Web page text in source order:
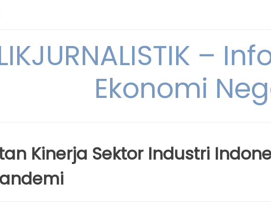
–
Ekonomi
Kinerja Sektor Industri